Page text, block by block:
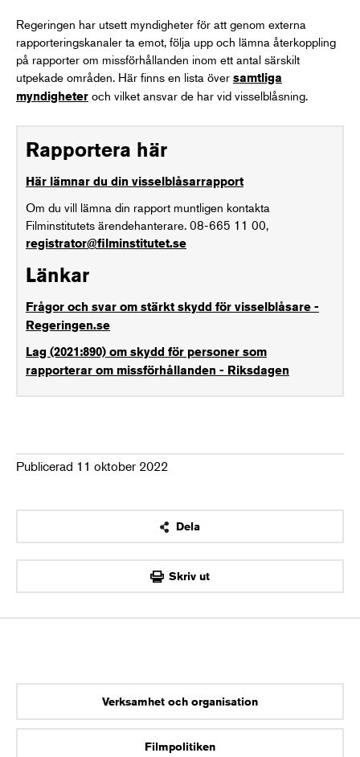
Regeringen har utsett myndigheter för att genom externa
rapporteringskanaler ta emot, följa upp och lämna återkoppling
på rapporter om missförhållanden inom ett antal särskilt
utpekade områden. Här finns en lista över samtliga
myndigheter och vilket ansvar de har vid visselblåsning.
Rapportera här
Här lämnar du din visselblåsarrapport
Om du vill lämna din rapport muntligen kontakta
Filminstitutets ärendehanterare. 08-665 11 00,
registrator@filminstitutet.se
Länkar
Frågor och svar om stärkt skydd för visselblåsare -
Regeringen.se
Lag (2021:890) om skydd för personer som
rapporterar om missförhållanden - Riksdagen
Publicerad 11 oktober 2022
Dela
OK
Skriv ut
Verksamhet och organisation
Filmpolitiken